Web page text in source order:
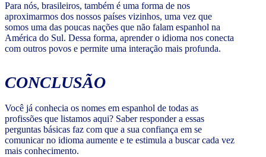
Para nós, brasileiros, também é uma forma de nos
aproximarmos dos nossos países vizinhos, uma vez que
somos uma das poucas nações que não falam espanhol na
América do Sul. Dessa forma, aprender o idioma nos conecta
com outros povos e permite uma interação mais profunda.
CONCLUSÃO
Você já conhecia os nomes em espanhol de todas as
profissões que listamos aqui? Saber responder a essas
perguntas básicas faz com que a sua confiança em se
comunicar no idioma aumente e te estimula a buscar cada vez
mais conhecimento.